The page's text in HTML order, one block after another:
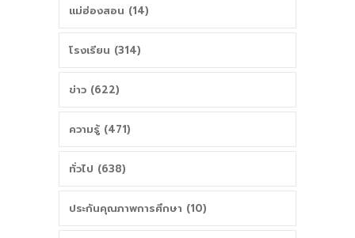
แม่ฮ่องสอน (14)
โรงเรียน (314)
ข่าว (622)
ความรู้ (471)
ทั่วไป (638)
ประกันคุณภาพการศึกษา (10)